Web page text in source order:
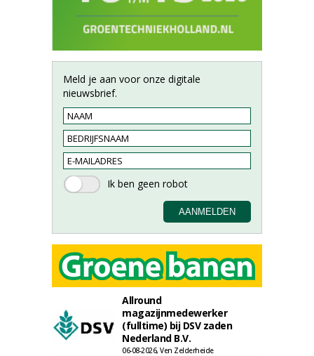
Meld je aan voor onze digitale
nieuwsbrief.
Allround
magazijnmedewerker
(fulltime) bij DSV zaden
Nederland B.V.
06-08-2026, Ven Zelderheide